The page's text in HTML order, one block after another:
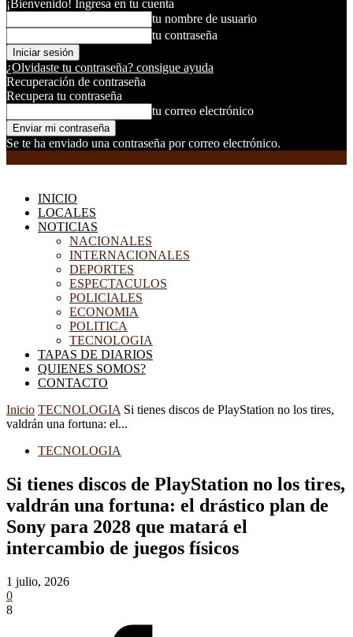
¡Bienvenido! Ingresa en tu cuenta
tu nombre de usuario
tu contraseña
¿Olvidaste tu contraseña? consigue ayuda
Recuperación de contraseña
Recupera tu contraseña
tu correo electrónico
Se te ha enviado una contraseña por correo electrónico.
INICIO
LOCALES
NOTICIAS
NACIONALES
INTERNACIONALES
DEPORTES
ESPECTACULOS
POLICIALES
ECONOMIA
POLITICA
TECNOLOGIA
TAPAS DE DIARIOS
QUIENES SOMOS?
CONTACTO
Inicio TECNOLOGIA Si tienes discos de PlayStation no los tires,
valdrán una fortuna: el...
TECNOLOGIA
Si tienes discos de PlayStation no los tires,
valdrán una fortuna: el drástico plan de
Sony para 2028 que matará el
intercambio de juegos físicos
1 julio, 2026
0
8